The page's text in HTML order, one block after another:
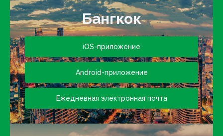
Бангкок
iOS-приложение
Android-приложение
Ежедневная электронная почта